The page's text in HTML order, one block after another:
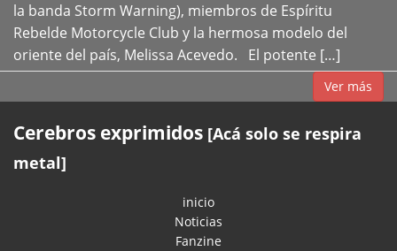
la banda Storm Warning), miembros de Espíritu
Rebelde Motorcycle Club y la hermosa modelo del
oriente del país, Melissa Acevedo. El potente […]
Ver más
Cerebros exprimidos [Acá solo se respira
metal]
inicio
Noticias
Fanzine